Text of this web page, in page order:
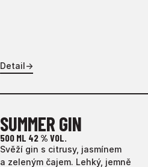
Detail→
SUMMER GIN
500 ML 42 % VOL.
Svěží gin s citrusy, jasmínem
a zeleným čajem. Lehký, jemně